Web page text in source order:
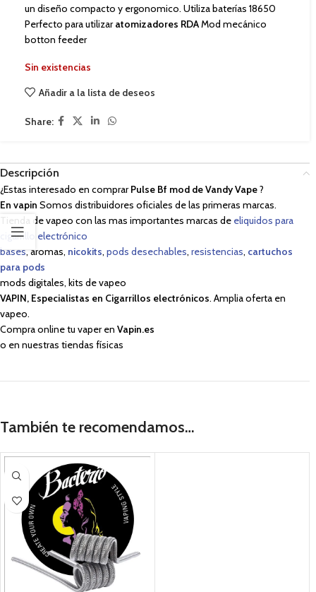
un diseño compacto y ergonomico. Utiliza baterías 18650
Perfecto para utilizaratomizadores RDAMod mecánico
botton feeder
Sin existencias
Añadir a la lista de deseos
Share:
Descripción
¿Estas interesado en comprarPulse Bf mod de Vandy Vape?
En vapin Somos distribuidores oficiales de las primeras marcas.
Tienda de vapeo con las mas importantes marcas de eliquidos para
cigarrillo electrónico
bases, aromas, nicokits, pods desechables, resistencias, cartuchos
para pods
mods digitales, kits de vapeo
VAPIN, Especialistas en Cigarrillos electrónicos. Amplia oferta en
vapeo.
Compra online tu vaper en Vapin.es
o en nuestras tiendas físicas
También te recomendamos…